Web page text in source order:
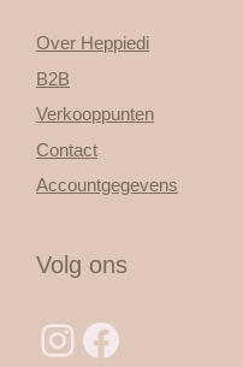
Over Heppiedi
B2B
Verkooppunten
Contact
Accountgegevens
Volg ons
Instagram
Facebook